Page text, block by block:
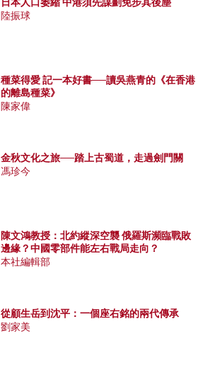
陸振球
種菜得愛 記一本好書──讀吳燕青的《在香港
的離島種菜》
陳家偉
金秋文化之旅──踏上古蜀道，走過劍門關
馮珍今
陳文鴻教授：北約縱深空襲 俄羅斯瀕臨戰敗
邊緣？中國零部件能左右戰局走向？
本社編輯部
從顧生岳到沈平：一個座右銘的兩代傳承
劉家美